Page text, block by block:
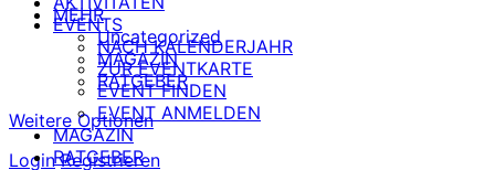
MEHR
Uncategorized
MAGAZIN
RATGEBER
Weitere Optionen
Login Registrieren
EVENTS
NACH KALENDERJAHR
ZUR EVENTKARTE
EVENT FINDEN
EVENT ANMELDEN
MAGAZIN
RATGEBER